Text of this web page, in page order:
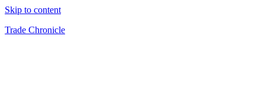
Skip to content
Trade Chronicle